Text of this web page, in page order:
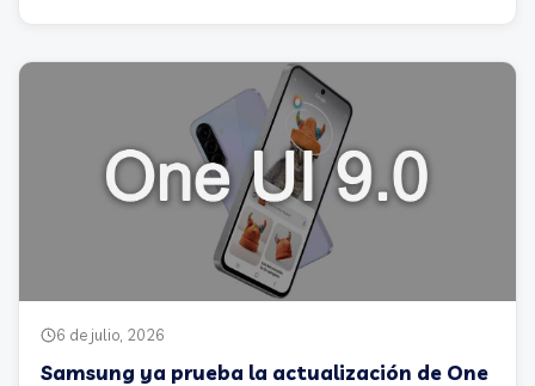
6 de julio, 2026
Samsung ya prueba la actualización de One